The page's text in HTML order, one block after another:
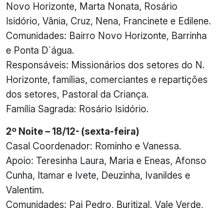
Novo Horizonte, Marta Nonata, Rosário
Isidório, Vânia, Cruz, Nena, Francinete e Edilene.
Comunidades: Bairro Novo Horizonte, Barrinha
e Ponta D`água.
Responsáveis: Missionários dos setores do N.
Horizonte, famílias, comerciantes e repartições
dos setores, Pastoral da Criança.
Família Sagrada: Rosário Isidório.
2º Noite – 18/12- (sexta-feira)
Casal Coordenador: Rominho e Vanessa.
Apoio: Teresinha Laura, Maria e Eneas, Afonso
Cunha, Itamar e Ivete, Deuzinha, Ivanildes e
Valentim.
Comunidades: Pai Pedro, Buritizal, Vale Verde,